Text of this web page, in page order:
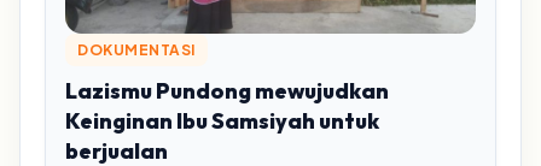
DOKUMENTASI
Lazismu Pundong mewujudkan
Keinginan Ibu Samsiyah untuk
berjualan